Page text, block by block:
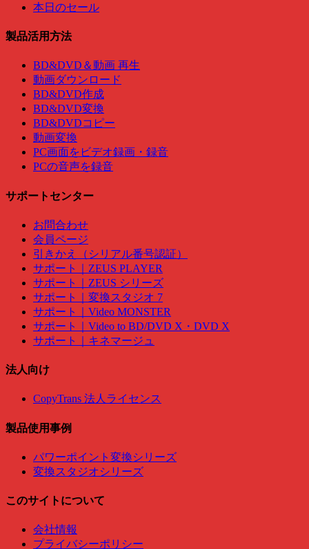
本日のセール
製品活用方法
BD&DVD＆動画 再生
動画ダウンロード
BD&DVD作成
BD&DVD変換
BD&DVDコピー
動画変換
PC画面をビデオ録画・録音
PCの音声を録音
サポートセンター
お問合わせ
会員ページ
引きかえ（シリアル番号認証）
サポート｜ZEUS PLAYER
サポート｜ZEUS シリーズ
サポート｜変換スタジオ 7
サポート｜Video MONSTER
サポート｜Video to BD/DVD X・DVD X
サポート｜キネマージュ
法人向け
CopyTrans 法人ライセンス
製品使用事例
パワーポイント変換シリーズ
変換スタジオシリーズ
このサイトについて
会社情報
プライバシーポリシー